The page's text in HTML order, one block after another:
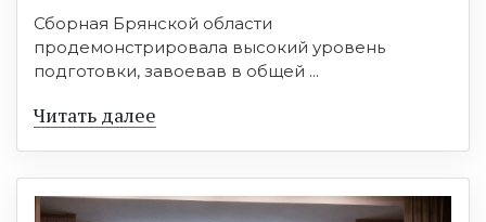
Сборная Брянской области
продемонстрировала высокий уровень
подготовки, завоевав в общей ...
Читать далее